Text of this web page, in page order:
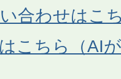
合わせはこ
こちら（AI